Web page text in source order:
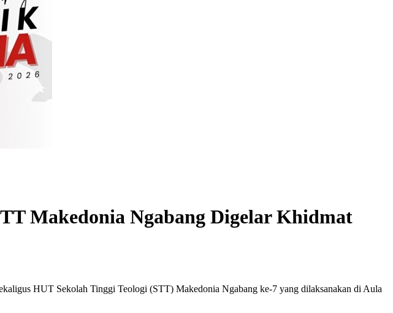
Makedonia Ngabang Digelar Khidmat
HUT Sekolah Tinggi Teologi (STT) Makedonia Ngabang ke-7 yang dilaksanakan di Aula